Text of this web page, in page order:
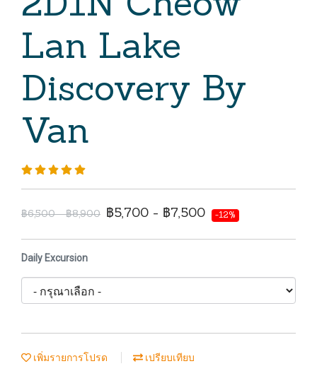
Lan Lake
Discovery By
Van
฿6,500 - ฿8,900 ฿5,700 - ฿7,500 -12%
Daily Excursion
เพิ่มรายการโปรด เปรียบเทียบ